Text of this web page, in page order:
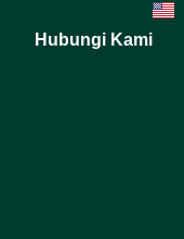
Hubungi Kami